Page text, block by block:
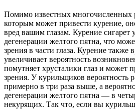
Помимо известных многочисленных
которым может привести курение,
вред вашим глазам. Курение сигарет
дегенерации желтого пятна, что
зрения в части глаза. Курение также
увеличивает вероятность
помутняет хрусталики глаз и может
зрения. У курильщиков вероятность
примерно в три раза выше, а
дегенерации желтого пятна — в
некурящих. Так что, если вы